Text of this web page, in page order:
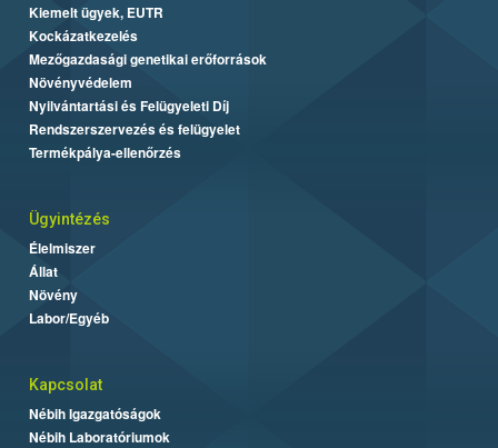
Kiemelt ügyek, EUTR
Kockázatkezelés
Mezőgazdasági genetikai erőforrások
Növényvédelem
Nyilvántartási és Felügyeleti Díj
Rendszerszervezés és felügyelet
Termékpálya-ellenőrzés
Ügyintézés
Élelmiszer
Állat
Növény
Labor/Egyéb
Kapcsolat
Nébih Igazgatóságok
Nébih Laboratóriumok